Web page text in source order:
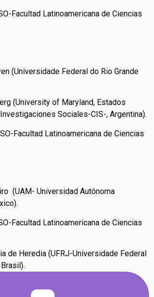
Facultad Latinoamericana de Ciencias
(Universidade Federal do Rio Grande
(University of Maryland, Estados
Sociales-CIS-, Argentina).
Facultad Latinoamericana de Ciencias
(UAM- Universidad Autónoma
Facultad Latinoamericana de Ciencias
de Heredia (UFRJ-Universidade Federal